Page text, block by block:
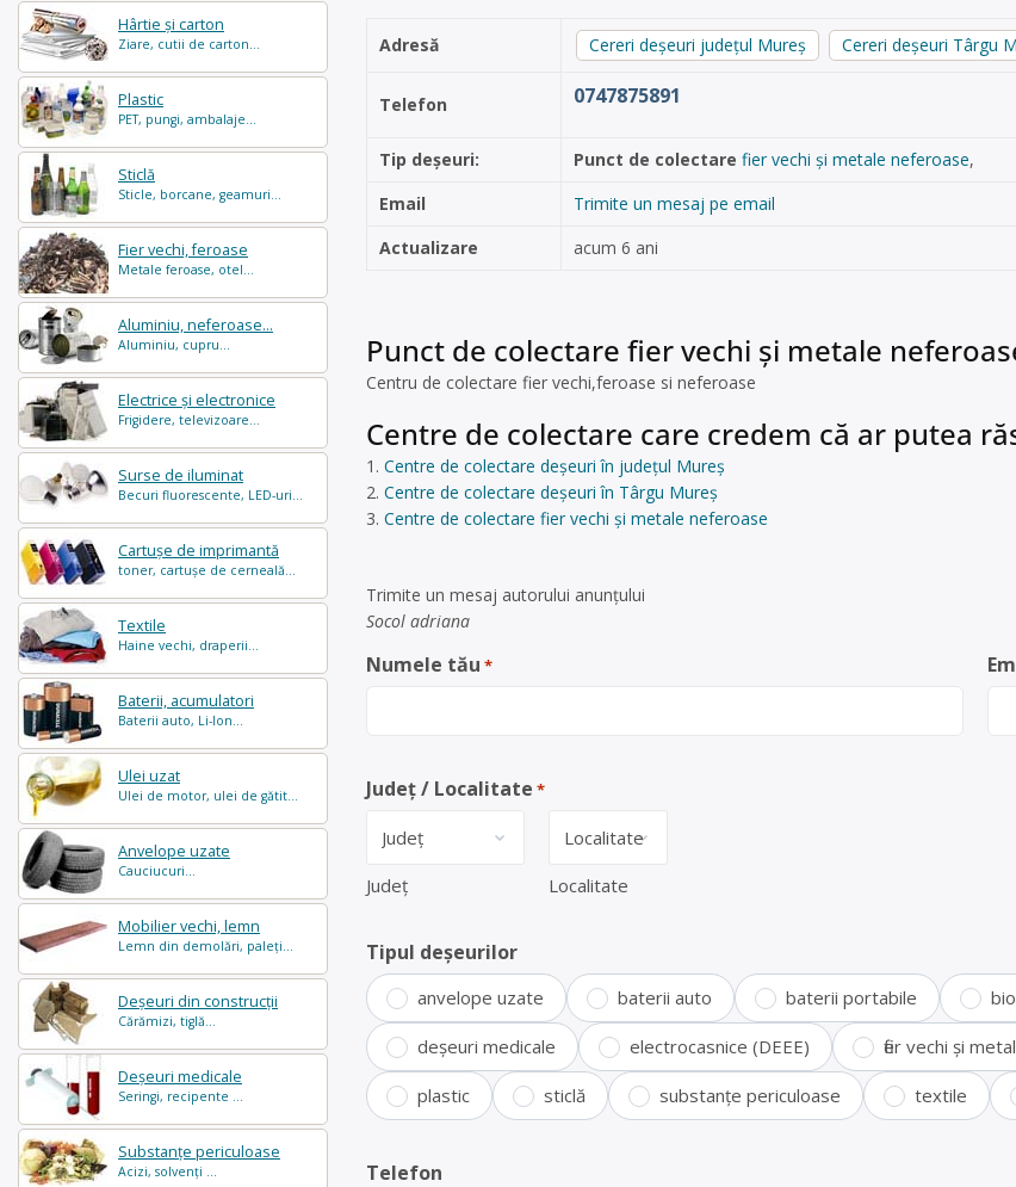
Hârtie și carton
Ziare, cutii de carton...
Plastic
PET, pungi, ambalaje...
Sticlă
Sticle, borcane, geamuri...
Fier vechi, feroase
Metale feroase, otel...
Aluminiu, neferoase...
Aluminiu, cupru...
Electrice și electronice
Frigidere, televizoare...
Surse de iluminat
Becuri fluorescente, LED-uri...
Cartușe de imprimantă
toner, cartușe de cerneală...
Textile
Haine vechi, draperii...
Baterii, acumulatori
Baterii auto, Li-Ion...
Ulei uzat
Ulei de motor, ulei de gătit...
Anvelope uzate
Cauciucuri...
Mobilier vechi, lemn
Lemn din demolări, paleți...
Deșeuri din construcții
Cărămizi, tiglă...
Deșeuri medicale
Seringi, recipente ...
Substanțe periculoase
Acizi, solvenți ...
Adresă Cereri deșeuri județul Mureș Cereri deșeuri Târgu
Telefon 0747875891
Tip deșeuri: Punct de colectare fier vechi și metale neferoase,
Email
Trimite un mesaj pe email
Actualizare
acum 6 ani
Punct de colectare fier vechi și metale
Centru de colectare fier vechi,feroase si neferoase
Centre de colectare care credem că ar putea
Centre de colectare deșeuri în județul Mureș
Centre de colectare deșeuri în Târgu Mureș
Centre de colectare fier vechi și metale neferoase
Trimite un mesaj autorului anunţului
Socol adriana
Numele tău *
Județ / Localitate *
Județ Localitate
Tipul deșeurilor
anvelope uzate baterii auto baterii portabile
deșeuri medicale electrocasnice (DEEE) fier vechi și
plastic sticlă substanțe periculoase textile
Telefon